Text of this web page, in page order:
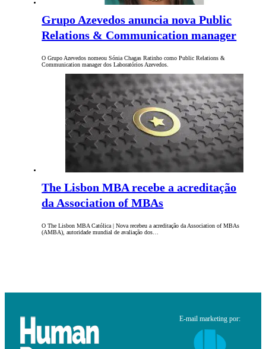
Grupo Azevedos anuncia nova Public
Relations & Communication manager
O Grupo Azevedos nomeou Sónia Chagas Ratinho como Public Relations &
Communication manager dos Laboratórios Azevedos.
The Lisbon MBA recebe a acreditação
da Association of MBAs
O The Lisbon MBA Católica | Nova recebeu a acreditação da Association of MBAs
(AMBA), autoridade mundial de avaliação dos…
E-mail marketing por: